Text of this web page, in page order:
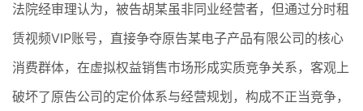
法院经审理认为，被告胡某虽非同业经营者，但通过分时租
赁视频VIP账号，直接争夺原告某电子产品有限公司的核心
消费群体，在虚拟权益销售市场形成实质竞争关系，客观上
破坏了原告公司的定价体系与经营规划，构成不正当竞争，